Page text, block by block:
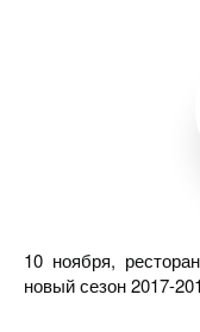
10 ноября,
новый сезон 2017-